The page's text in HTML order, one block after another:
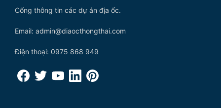
Cổng thông tin các dự án địa ốc.
Email: admin@diaocthongthai.com
Điện thoại: 0975 868 949